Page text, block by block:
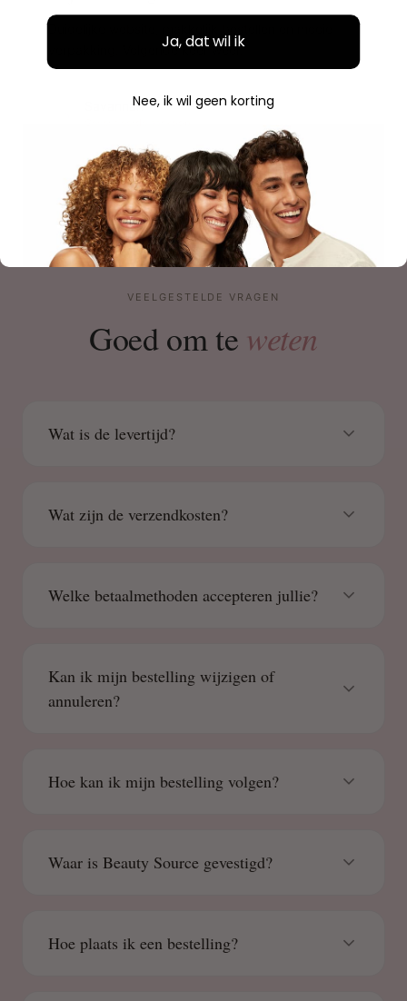
verpakking. Volgende keer weer.
Savannah
VEELGESTELDE VRAGEN
Goed om te weten
Wat is de levertijd?
Wat zijn de verzendkosten?
Welke betaalmethoden accepteren jullie?
Kan ik mijn bestelling wijzigen of
annuleren?
Hoe kan ik mijn bestelling volgen?
Waar is Beauty Source gevestigd?
Hoe plaats ik een bestelling?
Ja, dat wil ik
Nee, ik wil geen korting